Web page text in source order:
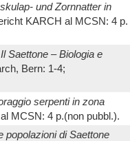
und Zornnatter in
KARCH al MCSN: 4 p.
Il Saettone – Biologia e
Bern: 1-4;
serpenti in zona
MCSN: 4 p.(non pubbl.).
popolazioni di Saettone